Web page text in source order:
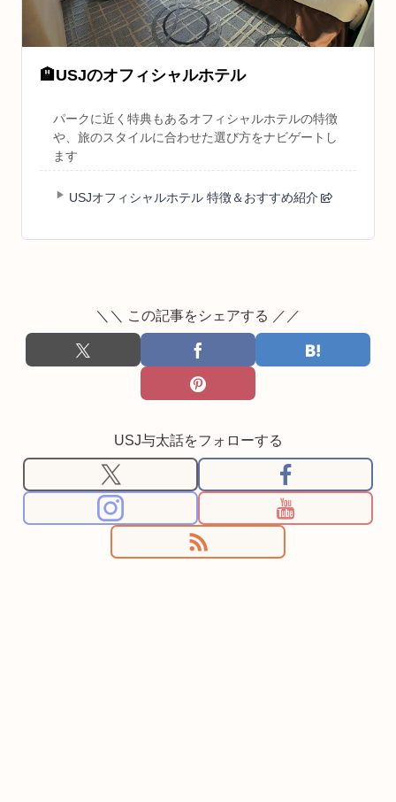
🏨USJのオフィシャルホテル
パークに近く特典もあるオフィシャルホテルの特徴
や、旅のスタイルに合わせた選び方をナビゲートし
ます
USJオフィシャルホテル 特徴＆おすすめ紹介
＼＼ この記事をシェアする ／／
USJ与太話をフォローする